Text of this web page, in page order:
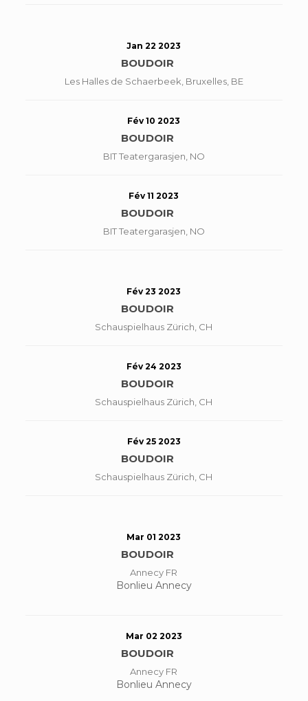
Jan 22 2023
BOUDOIR
Les Halles de Schaerbeek, Bruxelles, BE
Fév 10 2023
BOUDOIR
BIT Teatergarasjen, NO
Fév 11 2023
BOUDOIR
BIT Teatergarasjen, NO
Fév 23 2023
BOUDOIR
Schauspielhaus Zürich, CH
Fév 24 2023
BOUDOIR
Schauspielhaus Zürich, CH
Fév 25 2023
BOUDOIR
Schauspielhaus Zürich, CH
Mar 01 2023
BOUDOIR
Annecy FR
Bonlieu Annecy
Mar 02 2023
BOUDOIR
Annecy FR
Bonlieu Annecy